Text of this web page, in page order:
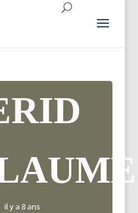
il y a 8 ans